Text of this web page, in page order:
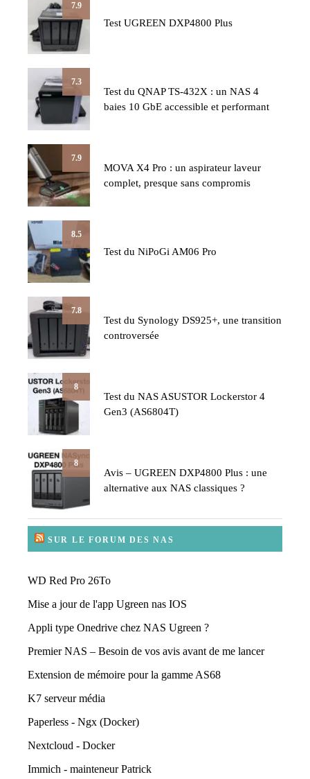
7.9
Test UGREEN DXP4800 Plus
7.3
Test du QNAP TS-432X : un NAS 4
baies 10 GbE accessible et performant
7.9
MOVA X4 Pro : un aspirateur laveur
complet, presque sans compromis
8.5
Test du NiPoGi AM06 Pro
7.8
Test du Synology DS925+, une transition
controversée
8
Test du NAS ASUSTOR Lockerstor 4
Gen3 (AS6804T)
8
Avis – UGREEN DXP4800 Plus : une
alternative aux NAS classiques ?
SUR LE FORUM DES NAS
WD Red Pro 26To
Mise a jour de l'app Ugreen nas IOS
Appli type Onedrive chez NAS Ugreen ?
Premier NAS – Besoin de vos avis avant de me lancer
Extension de mémoire pour la gamme AS68
K7 serveur média
Paperless - Ngx (Docker)
Nextcloud - Docker
Immich - mainteneur Patrick